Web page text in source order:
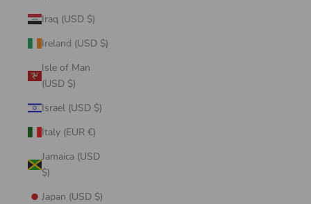
Iraq (USD $)
Ireland (USD $)
Isle of Man
(USD $)
Israel (USD $)
Italy (EUR €)
Jamaica (USD
$)
Japan (USD $)